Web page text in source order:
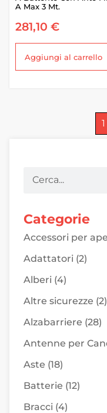
Categorie
Accessori per
Adattatori (2)
Alberi (4)
Altre sicurezze (2)
Alzabarriere (28)
Antenne per
Aste (18)
Batterie (12)
Bracci (4)
A Max 3 Mt.
281,10 €
Aggiungi al carrello
1